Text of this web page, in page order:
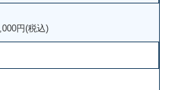
円(税込)